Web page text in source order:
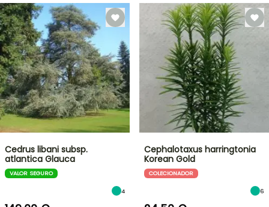
Cedrus libani subsp.
atlantica Glauca
VALOR SEGURO
4
Cephalotaxus harringtonia
Korean Gold
COLECIONADOR
6